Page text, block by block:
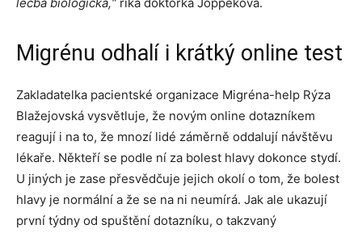
Migrénu odhalí i krátký online test
Zakladatelka pacientské organizace Migréna-help Rýza
Blažejovská vysvětluje, že novým online dotazníkem
reagují i na to, že mnozí lidé záměrně oddalují návštěvu
lékaře. Někteří se podle ní za bolest hlavy dokonce stydí.
U jiných je zase přesvědčuje jejich okolí o tom, že bolest
hlavy je normální a že se na ni neumírá. Jak ale ukazují
první týdny od spuštění dotazníku, o takzvaný